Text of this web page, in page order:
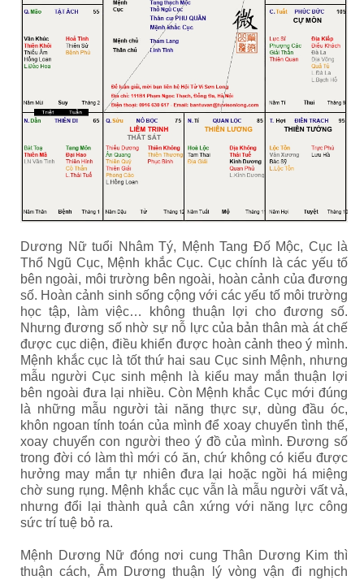
Dương Nữ tuổi Nhâm Tý, Mệnh Tang Đố Mộc, Cục là
Thổ Ngũ Cục, Mệnh khắc Cục. Cục chính là các yếu tố
bên ngoài, môi trường bên ngoài, hoàn cảnh của đương
số. Hoàn cảnh sinh sống cộng với các yếu tố môi trường
học tập, làm việc… không thuận lợi cho đương số.
Nhưng đương số nhờ sự nỗ lực của bản thân mà át chế
được cục diện, điều khiển được hoàn cảnh theo ý mình.
Mệnh khắc cục là tốt thứ hai sau Cục sinh Mệnh, nhưng
mẫu người Cục sinh mệnh là kiểu may mắn thuận lợi
bên ngoài đưa lại nhiều. Còn Mệnh khắc Cục mới đúng
là những mẫu người tài năng thực sự, dùng đầu óc,
khôn ngoan tính toán của mình để xoay chuyển tình thế,
xoay chuyển con người theo ý đồ của mình. Đương số
trong đời có làm thì mới có ăn, chứ không có kiểu được
hưởng may mắn tự nhiên đưa lại hoặc ngồi há miệng
chờ sung rụng. Mệnh khắc cục vẫn là mẫu người vất vả,
nhưng đổi lại thành quả cân xứng với năng lực công
sức trí tuệ bỏ ra.
Mệnh Dương Nữ đóng nơi cung Thân Dương Kim thì
thuận cách, Âm Dương thuận lý vòng vận đi nghịch